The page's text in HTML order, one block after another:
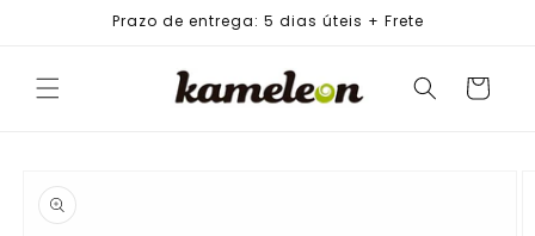
Prazo de entrega: 5 dias úteis + Frete
Carrinho
PRODUTO